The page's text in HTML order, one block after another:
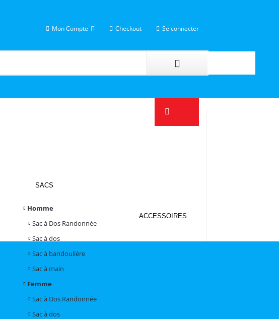
Mon Compte Checkout Se connecter
SACS
Homme
Sac à Dos Randonnée
Sac à dos
Sac à bandoulière
Sac à main
Femme
Sac à Dos Randonnée
Sac à dos
ACCESSOIRES